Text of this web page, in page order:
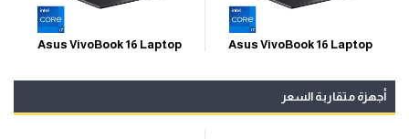
Asus VivoBook 16 Laptop
Asus VivoBook 16 Laptop
أجهزة متقاربة السعر